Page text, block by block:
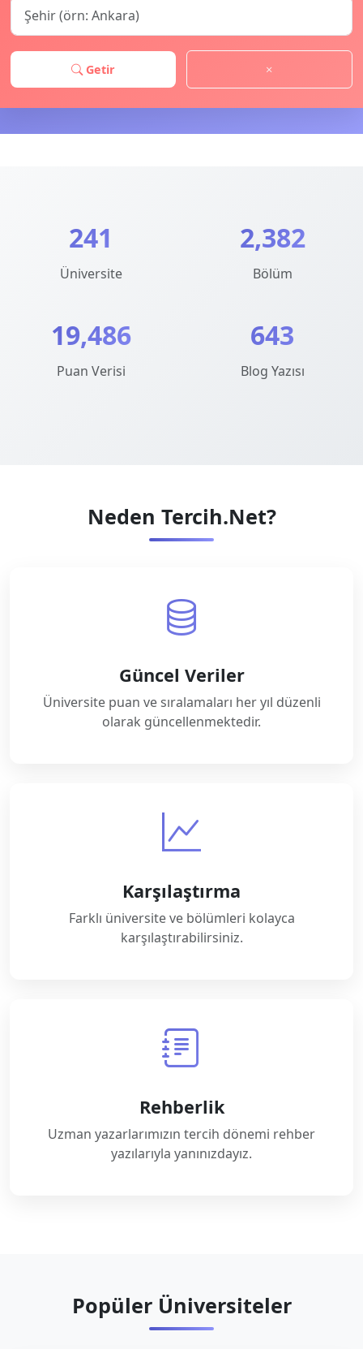
Getir
241
Üniversite
2,382
Bölüm
19,486
Puan Verisi
643
Blog Yazısı
Neden Tercih.Net?
Güncel Veriler
Üniversite puan ve sıralamaları her yıl düzenli
olarak güncellenmektedir.
Karşılaştırma
Farklı üniversite ve bölümleri kolayca
karşılaştırabilirsiniz.
Rehberlik
Uzman yazarlarımızın tercih dönemi rehber
yazılarıyla yanınızdayız.
Popüler Üniversiteler